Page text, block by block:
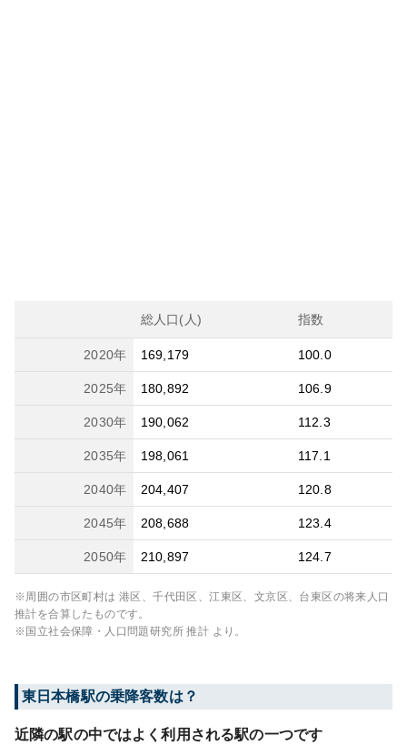
総人口(人) 指数
2020年 169,179 100.0
2025年 180,892 106.9
2030年 190,062 112.3
2035年 198,061 117.1
2040年 204,407 120.8
2045年 208,688 123.4
2050年 210,897 124.7
※周囲の市区町村は 港区、千代田区、江東区、文京区、台東区の将来人口
推計を合算したものです。
※国立社会保障・人口問題研究所 推計 より。
東日本橋駅の乗降客数は？
近隣の駅の中ではよく利用される駅の一つです